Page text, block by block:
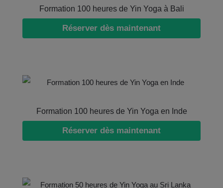
Formation 100 heures de Yin Yoga à Bali
Réserver dès maintenant
Formation 100 heures de Yin Yoga en Inde
Réserver dès maintenant